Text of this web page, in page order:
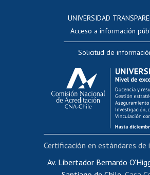
Perfeccionamiento
Editar Portafolio
Evaluación docente
Calificación académica
Postulación al AUCAI
Funcionarias/os
Cursos internos de
Bienestar del personal
Portal de movilidad
Certificado de renta
UNIVERSIDAD
Acceso a información
Solicitud de
Av. Libertador Bernardo
Certificación en estándares de